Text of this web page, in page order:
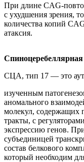
При длине CAG-
с ухудшения зрения,
количества копий
атаксия.
СЦА, тип 17 — это
изученным
аномального
молекул, содержащих
тракты, с
экспрессию генов.
субъединицей
состав белкового
который необходим